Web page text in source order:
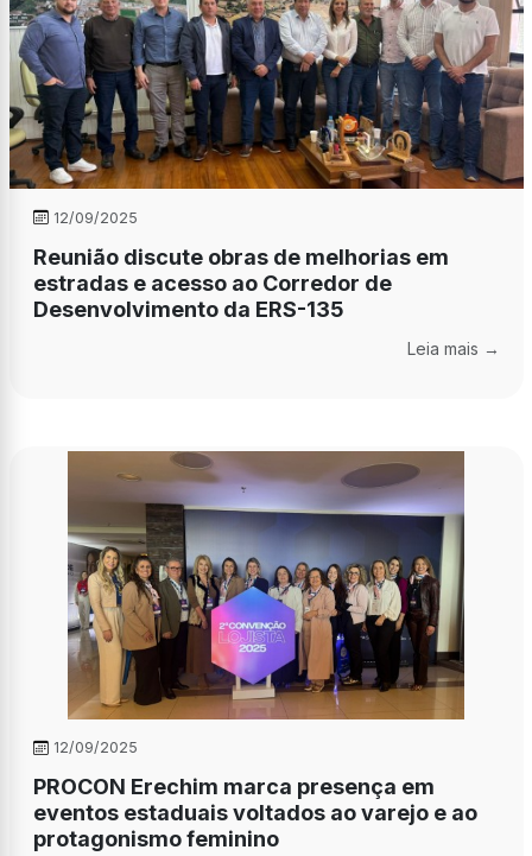
12/09/2025
Reunião discute obras de melhorias em
estradas e acesso ao Corredor de
Desenvolvimento da ERS-135
Leia mais →
12/09/2025
PROCON Erechim marca presença em
eventos estaduais voltados ao varejo e ao
protagonismo feminino